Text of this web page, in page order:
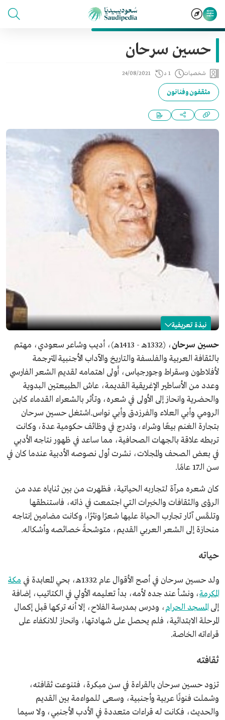
حسين سرحان
شخصيات 1 د 24/08/2021
مثقفون وفنانون
نبذة تعريفية
حسين سرحان
الاسم
حسين سرحان.
التصنيف
أديب وشاعر سعودي.
تاريخ الميلاد
1332هـ.
تاريخ الوفاة
1413هـ.
مكان الميلاد
حي المعابدة، مكة المكرمة.
حسين سرحان
، (1332هـ - 1413هـ)، أديب وشاعر سعودي، مهتم
بالثقافة العربية والفلسفة والتاريخ والآداب الأجنبية المترجمة
لأفلاطون وسقراط وجورجياس، أَولى اهتمامه لقديم الشعر الفارسي
وعدد من الأساطير الإغريقية القديمة، عاش الطبيعتين البدوية
والحضرية وانحاز إلى الأولى في شعره، وتأثر بالشعراء القدماء كابن
الرومي وأبي العلاء والفرزدق وأبي نواس.اشتغل حسين سرحان
بتجارة الغنم بيعًا وشراء، وتدرج في وظائف حكومية عدة، وكانت
تربطه علاقة بالجهات الصحافية، مما ساعد في ظهور نتاجه الأدبي
في بعض الصحف والمجلات، نشرت أول نصوصه الأدبية عندما كان في
سن الـ17 عامًا.
كان شعره مرآة لتجاربه الحياتية، فظهرت من بين ثناياه عدد من
الرؤى والثقافات والخبرات التي اجتمعت في ذاته، فاستنطقها
وتلمَّس آثار تجارب الحياة عليها شعرًا ونثرًا، وكانت مضامين إنتاجه
منحازة إلى الشعر العربي القديم، متوشحةً خصائصه وأشكاله.
حياته
ولد حسين سرحان في أصح الأقوال عام 1332هـ، بحي المعابدة في
مكة
المكرمة، ونشأ عند جده لأمه، بدأ تعليمه الأولي في الكتاتيب، إضافة
إلى المسجد الحرام، ودرس بمدرسة الفلاح، إلا أنه تركها قبل إكمال
المرحلة الابتدائية، فلم يحصل على شهادتها، وانحاز للانكفاء على
قراءاته الخاصة.
ثقافته
تزود حسين سرحان بالقراءة في سن مبكرة، فتنوعت ثقافته،
وشملت فنونًا عربية وأجنبية، وسعى للمواءمة بين القديم
والحديث، فكانت له قراءات متعددة في الأدب الأجنبي، ولا سيما